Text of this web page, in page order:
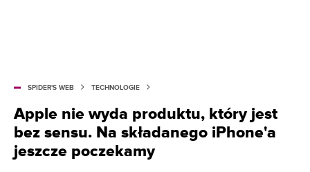
SPIDER'S WEB TECHNOLOGIE
Apple nie wyda produktu, który jest
bez sensu. Na składanego iPhone'a
jeszcze poczekamy